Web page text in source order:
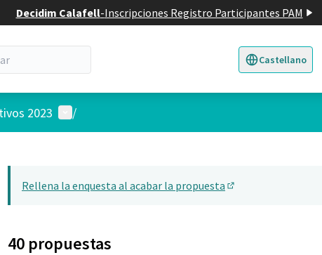
Decidim Calafell-Inscripciones Registro Participantes PAM
Castellano
Triar la llengua
2023 Menú de usuario
/
Rellena la enquesta al acabar la propuesta
40 propuestas